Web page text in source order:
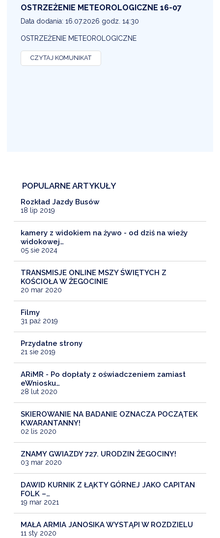
OSTRZEŻENIE METEOROLOGICZNE 16-07
Data dodania: 16.07.2026 godz. 14:30
OSTRZEŻENIE METEOROLOGICZNE
CZYTAJ KOMUNIKAT
POPULARNE ARTYKUŁY
Rozkład Jazdy Busów
18 lip 2019
kamery z widokiem na żywo - od dziś na wieży
widokowej…
05 sie 2024
TRANSMISJE ONLINE MSZY ŚWIĘTYCH Z
KOŚCIOŁA W ŻEGOCINIE
20 mar 2020
Filmy
31 paź 2019
Przydatne strony
21 sie 2019
ARiMR - Po dopłaty z oświadczeniem zamiast
eWniosku…
28 lut 2020
SKIEROWANIE NA BADANIE OZNACZA POCZĄTEK
KWARANTANNY!
02 lis 2020
ZNAMY GWIAZDY 727. URODZIN ŻEGOCINY!
03 mar 2020
DAWID KURNIK Z ŁĄKTY GÓRNEJ JAKO CAPITAN
FOLK –…
19 mar 2021
MAŁA ARMIA JANOSIKA WYSTĄPI W ROZDZIELU
11 sty 2020